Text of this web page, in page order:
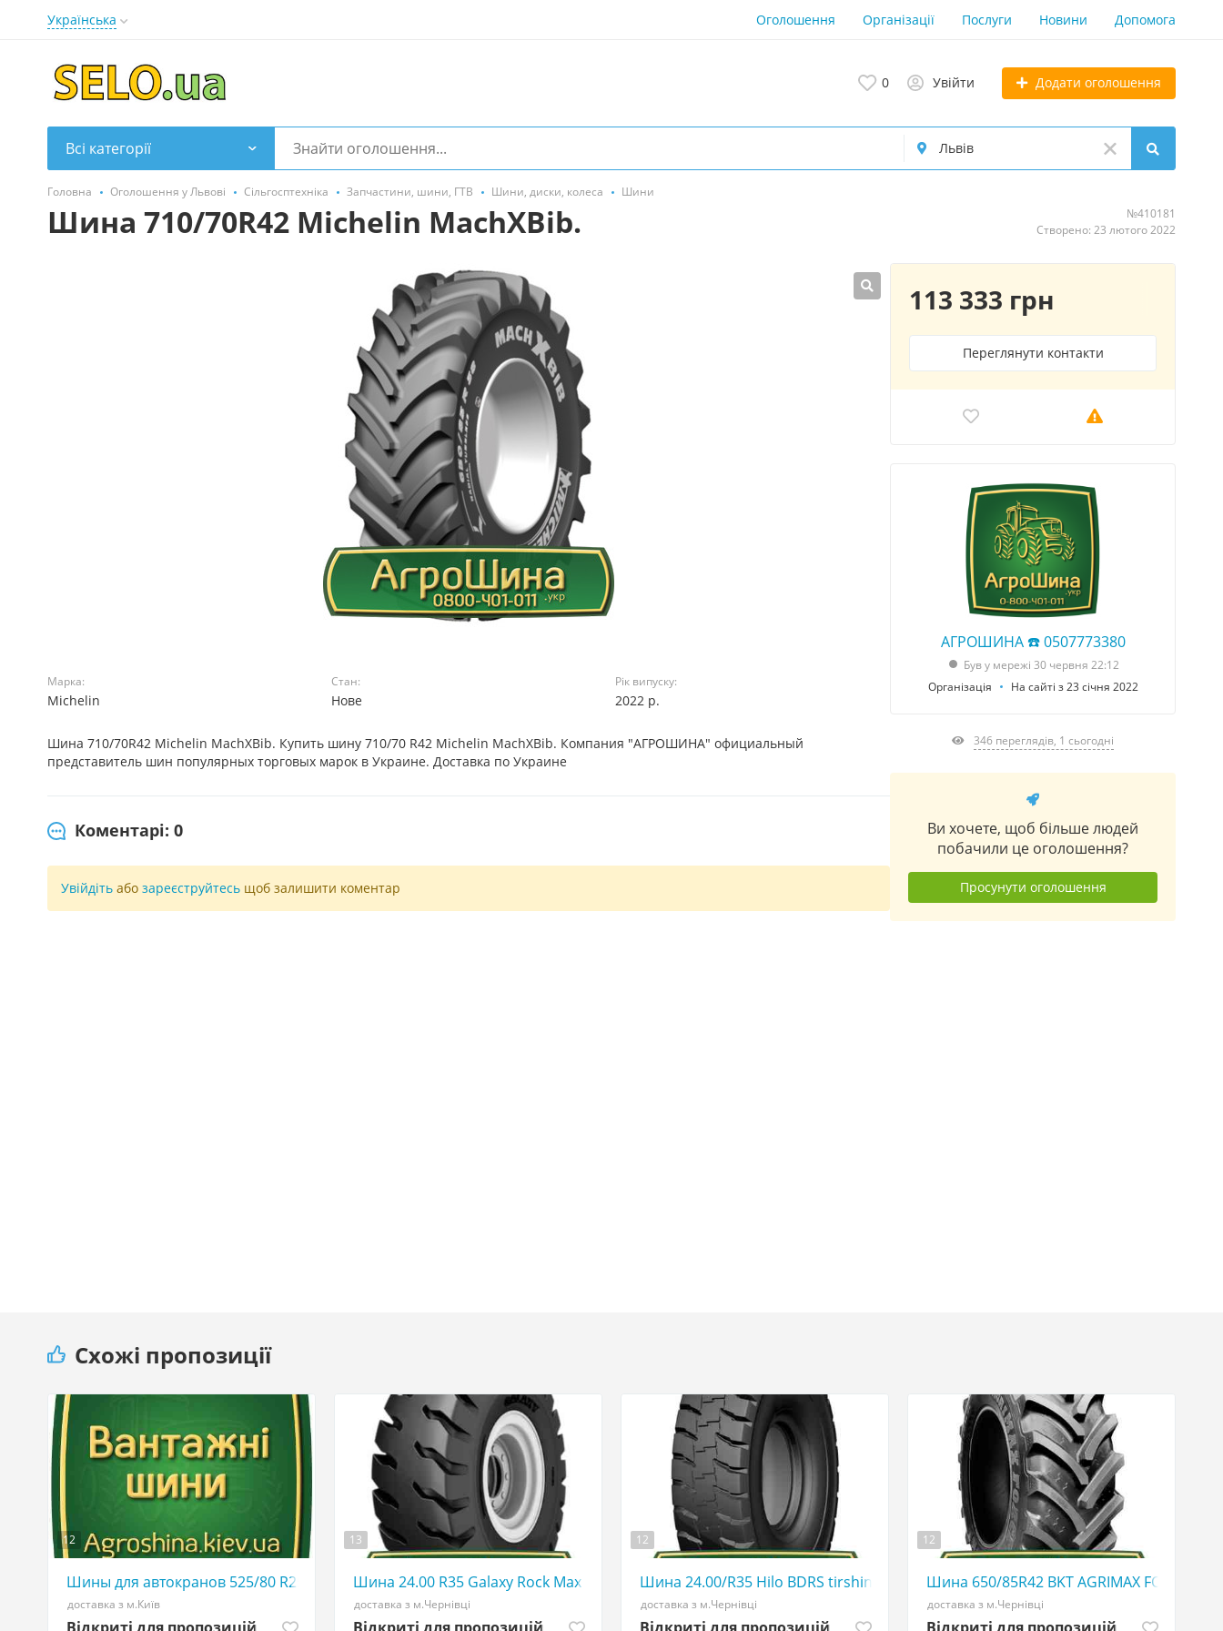
Українська Оголошення Організації Послуги Новини Допомога
0 Увійти Додати оголошення
Всі категорії
Головна Оголошення у Львові Сільгосптехніка Запчастини, шини, ГТВ Шини, диски, колеса Шини
Шина 710/70R42 Michelin MachXBib.
№410181
Створено: 23 лютого 2022
Марка:
Michelin
Стан:
Нове
Рік випуску:
2022 р.
Шина 710/70R42 Michelin MachXBib. Купить шину 710/70 R42 Michelin MachXBib. Компания "АГРОШИНА" официальный
представитель шин популярных торговых марок в Украине. Доставка по Украине
Коментарі: 0
Увійдіть або зареєструйтесь щоб залишити коментар
113 333 грн
Переглянути контакти
АГРОШИНА ☎️ 0507773380
Був у мережі 30 червня 22:12
Організація
На сайті з 23 січня 2022
346 переглядів, 1 сьогодні
Ви хочете, щоб більше людей
побачили це оголошення?
Просунути оголошення
Схожі пропозиції
12
Шины для автокранов 525/80 R25 - АГРО ШИНА ☎️ 0507773380
доставка з м.Київ
13
Шина 24.00 R35 Galaxy Rock Max E4/L4 tirshina - АГРОШИНА ☎️ 0507773380
доставка з м.Чернівці
12
Шина 24.00/R35 Hilo BDRS tirshina - АГРОШИНА ☎️ 0507773380
доставка з м.Чернівці
12
Шина 650/85R42 BKT AGRIMAX FORCE
доставка з м.Чернівці